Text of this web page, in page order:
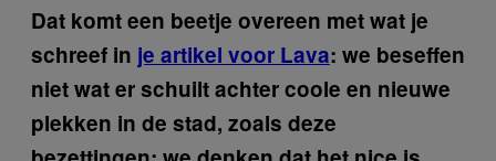
Dat komt een beetje overeen met wat je
schreef in je artikel voor Lava: we beseffen
niet wat er schuilt achter coole en nieuwe
plekken in de stad, zoals deze